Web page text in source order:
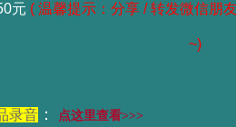
元 ( 温馨提示：分享 / 转发微信朋
~)
录音： 点这里查看>>>